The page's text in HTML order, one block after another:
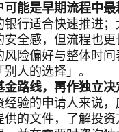
能是早期流程中最
银行适合快速推进
安全感，但流程也
风险偏好与整体时
人的选择」。
路线，再作独立决
经验的申请人来说
供的文件，了解投